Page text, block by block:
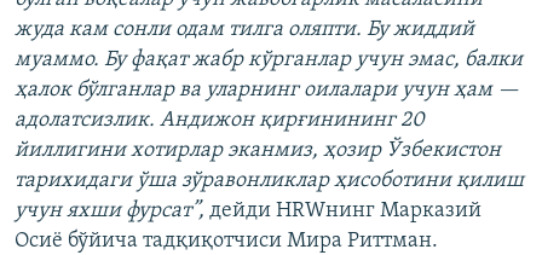
жуда кам сонли одам тилга оляпти. Бу жиддий
муаммо. Бу фақат жабр кўрганлар учун эмас, балки
ҳалок бўлганлар ва уларнинг оилалари учун ҳам —
адолатсизлик. Андижон қирғинининг 20
йиллигини хотирлар эканмиз, ҳозир Ўзбекистон
тарихидаги ўша зўравонликлар ҳисоботини қилиш
учун яхши фурсат”, дейди HRWнинг Марказий
Осиё бўйича тадқиқотчиси Мира Риттман.